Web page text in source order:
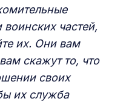
частей,
их. Они вам
скажут то, что
своих
их служба